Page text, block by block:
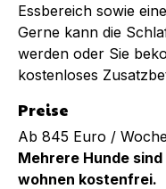
Essbereich sowie
Gerne kann die
werden oder Sie
kostenloses
Preise
Ab 845 Euro /
Mehrere Hunde
wohnen kostenfrei.